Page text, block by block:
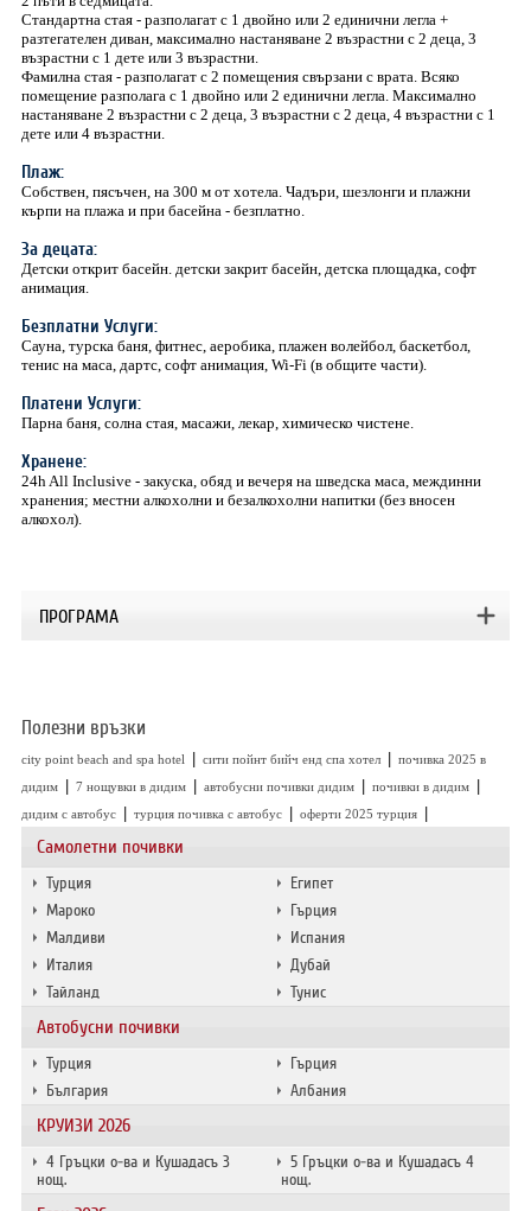
Самолетни почивки
Турция
Египет
Мароко
Гърция
Малдиви
Испания
Италия
Дубай
Тайланд
Тунис
Автобусни почивки
Турция
Гърция
България
Албания
КРУИЗИ 2026
4 Гръцки о-ва и Кушадасъ 3
нощ.
5 Гръцки о-ва и Кушадасъ 4
нощ.
Стандартна стая - разполагат с 1 двойно или 2 единични легла +
разтегателен диван, максимално настаняване 2 възрастни с 2 деца, 3
възрастни с 1 дете или 3 възрастни.
Фамилна стая - разполагат с 2 помещения свързани с врата. Всяко
помещение разполага с 1 двойно или 2 единични легла. Максимално
настаняване 2 възрастни с 2 деца, 3 възрастни с 2 деца, 4 възрастни с 1
дете или 4 възрастни.
Плаж:
Собствен, пясъчен, на 300 м от хотела. Чадъри, шезлонги и плажни
кърпи на плажа и при басейна - безплатно.
За децата:
Детски открит басейн. детски закрит басейн, детска площадка, софт
анимация.
Безплатни Услуги:
Сауна, турска баня, фитнес, аеробика, плажен волейбол, баскетбол,
тенис на маса, дартс, софт анимация, Wi-Fi (в общите части).
Платени Услуги:
Парна баня, солна стая, масажи, лекар, химическо чистене.
Хранене:
24h All Inclusive - закуска, обяд и вечеря на шведска маса, междинни
хранения; местни алкохолни и безалкохолни напитки (без вносен
алкохол).
ПРОГРАМА
Полезни връзки
city point beach and spa hotel | сити пойнт бийч енд спа хотел | почивка 2025 в
дидим | 7 нощувки в дидим | автобусни почивки дидим | почивки в дидим |
дидим с автобус | турция почивка с автобус | оферти 2025 турция |